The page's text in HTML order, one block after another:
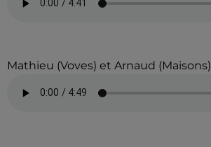
Mathieu (Voves) et Arnaud (Maisons)